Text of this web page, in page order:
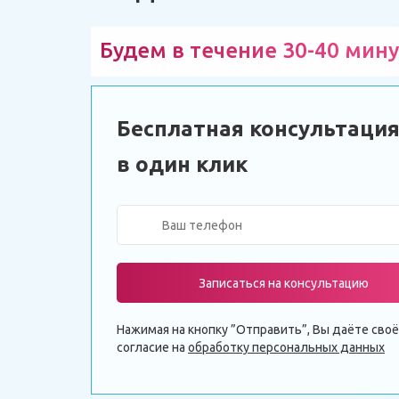
Будем в течение 30-40
Бесплатная консультация
в один клик
Записаться на консультацию
Нажимая на кнопку ”Отправить”, Вы даёте своё
согласие на обработку персональных данных